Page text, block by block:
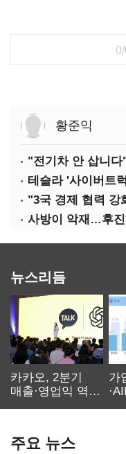
황준익
"전기차 안 삽니
테슬라 '사이버트
사방이 악재…후
뉴스리듬
카카오, 2분기
매출·영업익 역대
가
주요 뉴스